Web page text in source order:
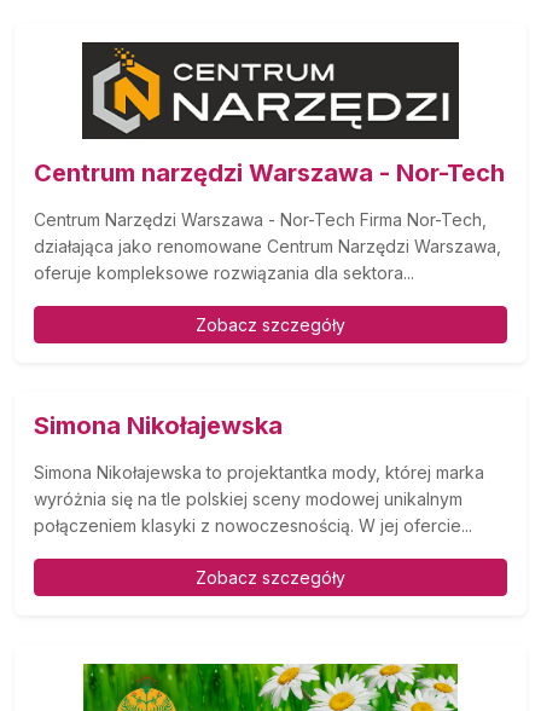
Centrum narzędzi Warszawa - Nor-Tech
Centrum Narzędzi Warszawa - Nor-Tech Firma Nor-Tech,
działająca jako renomowane Centrum Narzędzi Warszawa,
oferuje kompleksowe rozwiązania dla sektora...
Zobacz szczegóły
Simona Nikołajewska
Simona Nikołajewska to projektantka mody, której marka
wyróżnia się na tle polskiej sceny modowej unikalnym
połączeniem klasyki z nowoczesnością. W jej ofercie...
Zobacz szczegóły